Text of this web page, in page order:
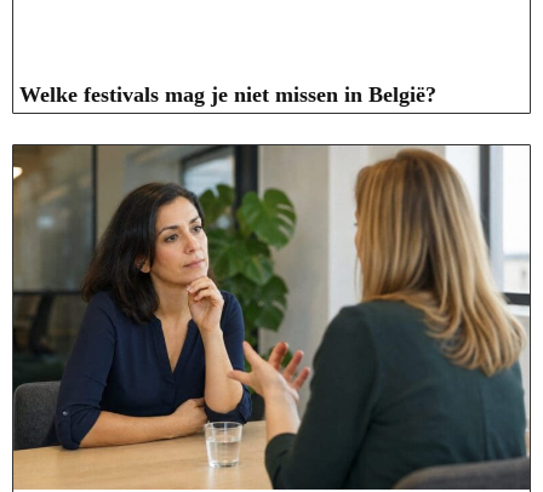
Welke festivals mag je niet missen in België?